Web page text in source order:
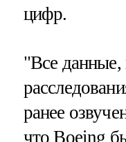
цифр.
"Все данные,
ранее
что Boeing